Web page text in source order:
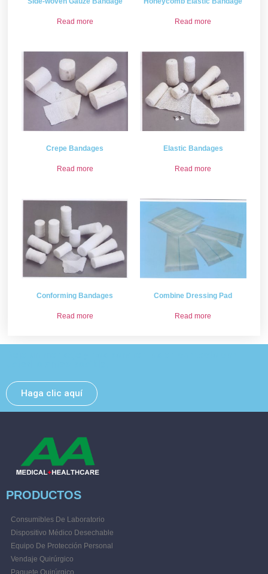
Read more Read more
Crepe Bandages
Read more
Elastic Bandages
Read more
Conforming Bandages
Read more
Combine Dressing Pad
Read more
Haga clic aquí
PRODUCTOS
Consumibles De Laboratorio
Dispositivo Médico Desechable
Equipo De Protección Personal
Vendaje Quirúrgico
Paquete Quirúrgico